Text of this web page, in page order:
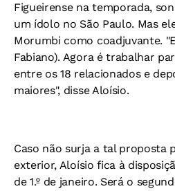
Figueirense na temporada,
um ídolo no São Paulo. Mas
Morumbi como coadjuvante.
Fabiano). Agora é trabalhar
entre os 18 relacionados e
maiores", disse Aloísio.
Caso não surja a tal proposta
exterior, Aloísio fica à
de 1.º de janeiro. Será o